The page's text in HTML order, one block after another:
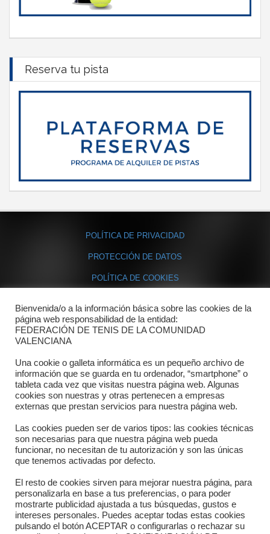
Reserva tu pista
POLÍTICA DE PRIVACIDAD
PROTECCIÓN DE DATOS
POLÍTICA DE COOKIES
Contacto
Dónde estamos
Directorio departamentos
Horario
Formulario de contacto
Bienvenida/o a la información básica sobre las cookies de la
página web responsabilidad de la entidad:
FEDERACIÓN DE TENIS DE LA COMUNIDAD
VALENCIANA
Una cookie o galleta informática es un pequeño archivo de
información que se guarda en tu ordenador, “smartphone” o
tableta cada vez que visitas nuestra página web. Algunas
cookies son nuestras y otras pertenecen a empresas
externas que prestan servicios para nuestra página web.
Las cookies pueden ser de varios tipos: las cookies técnicas
son necesarias para que nuestra página web pueda
funcionar, no necesitan de tu autorización y son las únicas
que tenemos activadas por defecto.
El resto de cookies sirven para mejorar nuestra página, para
personalizarla en base a tus preferencias, o para poder
mostrarte publicidad ajustada a tus búsquedas, gustos e
intereses personales. Puedes aceptar todas estas cookies
pulsando el botón ACEPTAR o configurarlas o rechazar su